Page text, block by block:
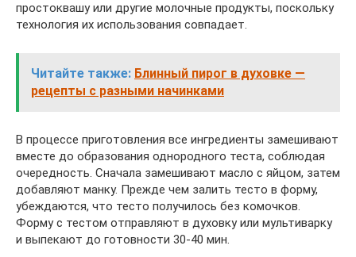
простоквашу или другие молочные продукты, поскольку
технология их использования совпадает.
Читайте также: Блинный пирог в духовке —
рецепты с разными начинками
В процессе приготовления все ингредиенты замешивают
вместе до образования однородного теста, соблюдая
очередность. Сначала замешивают масло с яйцом, затем
добавляют манку. Прежде чем залить тесто в форму,
убеждаются, что тесто получилось без комочков.
Форму с тестом отправляют в духовку или мультиварку
и выпекают до готовности 30-40 мин.